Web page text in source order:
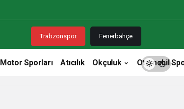
Trabzonspor Fenerbahçe
Motor Sporları Atıcılık Okçuluk Otomobil